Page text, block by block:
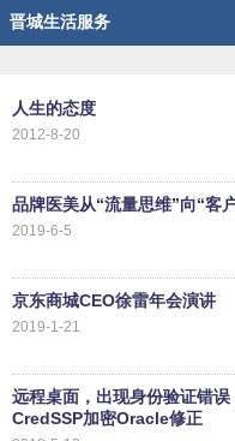
晋城生活服务
人生的态度
2012-8-20
品牌医美从“流量思维”向“客
2019-6-5
京东商城CEO徐雷年会演讲
2019-1-21
远程桌面，出现身份验证错
CredSSP加密Oracle修正